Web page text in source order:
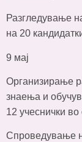
Разгледување
на 20
9 мај
Организирање
знаења и
12 учеснички во
Спроведување